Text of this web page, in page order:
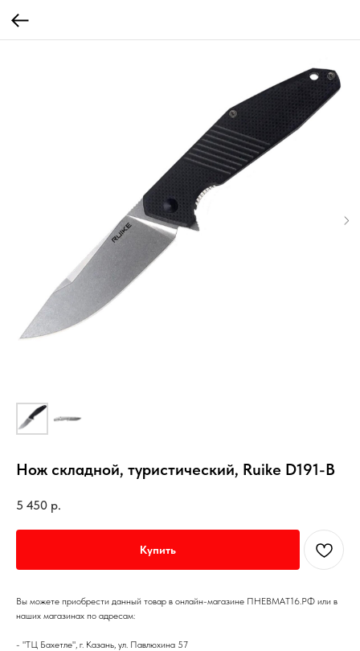
Нож складной, туристический, Ruike D191-B
5 450 р.
Купить
Вы можете приобрести данный товар в онлайн-магазине ПНЕВМАТ16.РФ или в
наших магазинах по адресам:
- "ТЦ Бахетле", г. Казань, ул. Павлюхина 57